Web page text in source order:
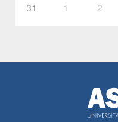
31 1 2